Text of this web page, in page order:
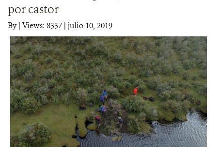
por castor
By| Views: 8337 | julio 10, 2019